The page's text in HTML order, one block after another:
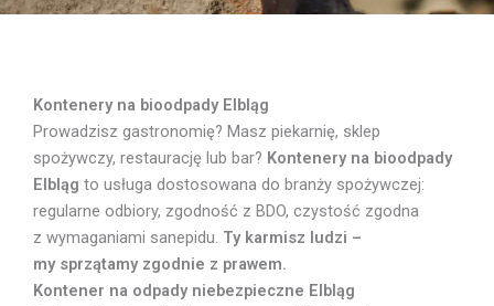
Kontenery na bioodpady Elbląg
Prowadzisz gastronomię? Masz piekarnię, sklep
spożywczy, restaurację lub bar? Kontenery na bioodpady
Elbląg to usługa dostosowana do branży spożywczej:
regularne odbiory, zgodność z BDO, czystość zgodna
z wymaganiami sanepidu. Ty karmisz ludzi –
my sprzątamy zgodnie z prawem.
Kontener na odpady niebezpieczne Elbląg